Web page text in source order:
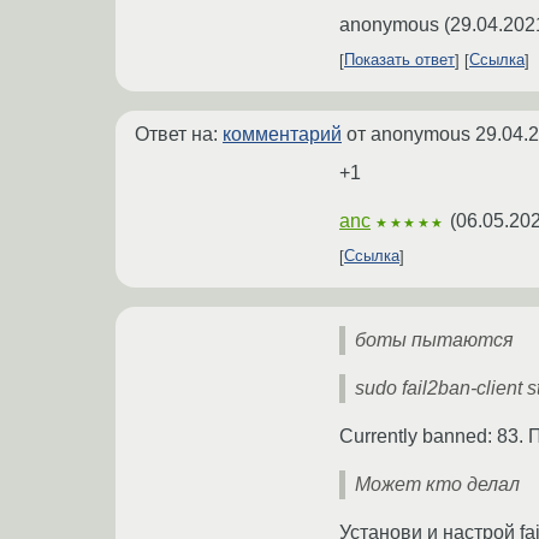
anonymous (
Показать ответ Ссылка
Ответ на: комментарий от anonymous
+1
anc ★★★★★ (
Ссылка
боты пытаются
sudo fail2ban-client
Currently banned: 83.
Может кто делал
Установи и настрой